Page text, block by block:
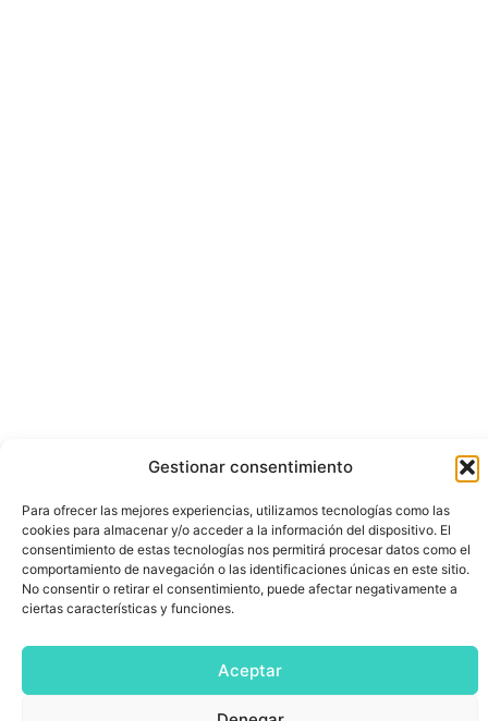
Gestionar consentimiento
Para ofrecer las mejores experiencias, utilizamos tecnologías como las
cookies para almacenar y/o acceder a la información del dispositivo. El
consentimiento de estas tecnologías nos permitirá procesar datos como el
comportamiento de navegación o las identificaciones únicas en este sitio.
No consentir o retirar el consentimiento, puede afectar negativamente a
ciertas características y funciones.
Aceptar